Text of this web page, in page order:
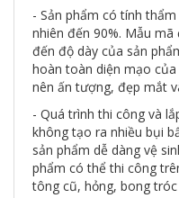
- Sản phẩm có tính
nhiên đến 90%. Mẫu
đến độ dày của sản
hoàn toàn diện mạo
nên ấn tượng, đẹp mắt
- Quá trình thi công và
không tạo ra nhiều bụi
sản phẩm dễ dàng vệ
phẩm có thể thi công
tông cũ, hỏng, bong